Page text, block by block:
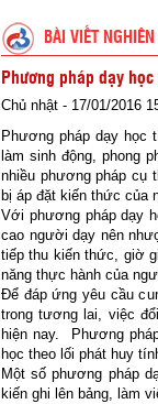
BÀI VIẾT
Phương pháp dạy
Chủ nhật - 17/01/2016
Phương pháp dạy học
làm sinh động, phong
nhiều phương pháp cụ
bị áp đặt kiến thức của
Với phương pháp dạy
cao người dạy nên
tiếp thu kiến thức, giờ
năng thực hành của
Để đáp ứng yêu cầu
trong tương lai, việc
hiện nay. Phương
học theo lối phát huy
Một số phương pháp
kiến ghi lên bảng, làm